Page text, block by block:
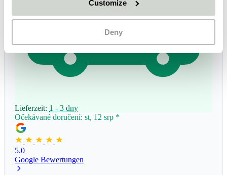
Customize
Deny
Lieferzeit: 1 - 3 dny
Očekávané doručení: st, 12 srp *
5.0
Google Bewertungen